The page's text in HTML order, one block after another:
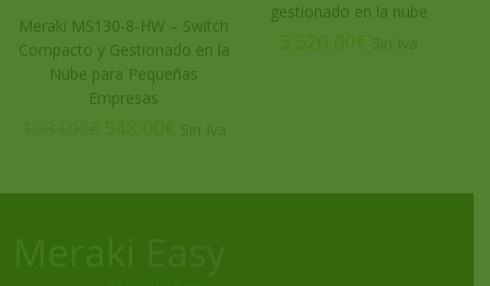
Meraki MS130-8-HW – Switch
Compacto y Gestionado en la
Nube para Pequeñas
Empresas
548,00€
gestionado en la nube
€